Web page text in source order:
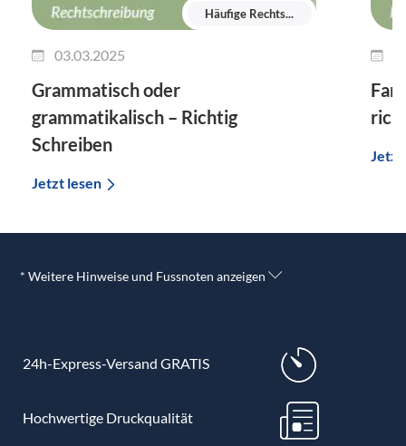
Häufige Rechts...
03.03.2025
Grammatisch oder
grammatikalisch – Richtig
Schreiben
Jetzt lesen
* Weitere Hinweise und Fussnoten anzeigen
24h-Express-Versand GRATIS
Hochwertige Druckqualität